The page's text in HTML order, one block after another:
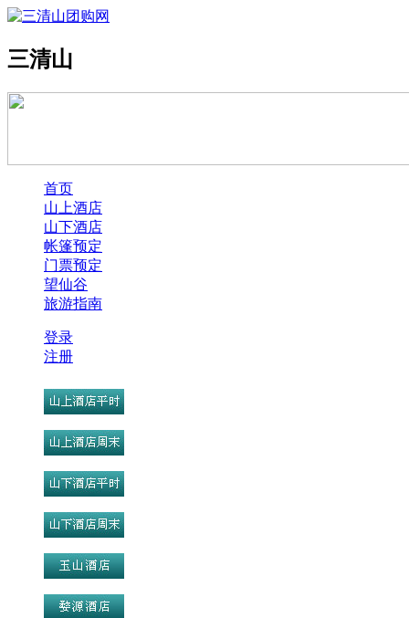
三清山
首页
山上酒店
山下酒店
帐篷预定
门票预定
望仙谷
旅游指南
登录
注册